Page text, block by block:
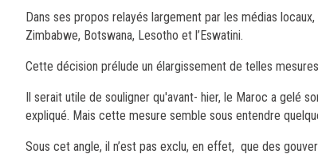
Dans ses propos relayés largement par les médias
Zimbabwe, Botswana, Lesotho et l’Eswatini.
Cette décision prélude un élargissement de telles
Il serait utile de souligner qu'avant- hier, le Maroc a gelé
expliqué. Mais cette mesure semble sous entendre
Sous cet angle, il n’est pas exclu, en effet, que des